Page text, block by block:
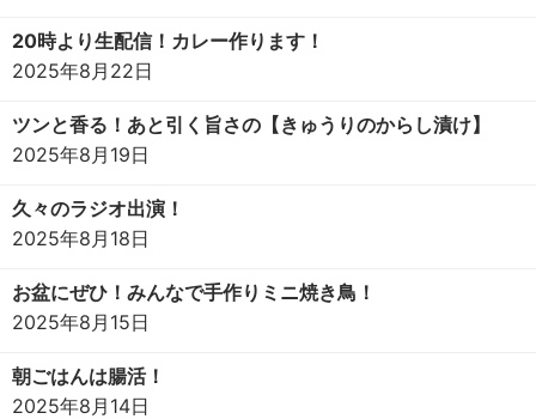
20時より生配信！カレー作ります！
2025年8月22日
ツンと香る！あと引く旨さの【きゅうりのからし漬け】
2025年8月19日
久々のラジオ出演！
2025年8月18日
お盆にぜひ！みんなで手作りミニ焼き鳥！
2025年8月15日
朝ごはんは腸活！
2025年8月14日